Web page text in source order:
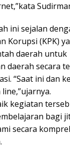
ini sejalan
Korupsi (KPK)
daerah untuk
daerah secara
“Saat ini dan
kegiatan
bagi
secara